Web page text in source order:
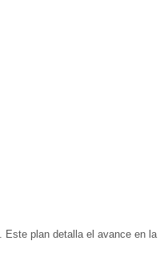
Este plan detalla el avance en la